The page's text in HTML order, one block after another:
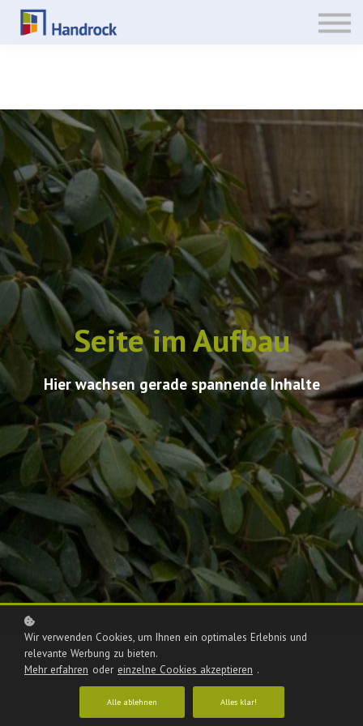
UnstuckingClients
Seite im Aufbau
Hier wachsen gerade spannende Inhalte
Wir verwenden Cookies, um Ihnen ein optimales Erlebnis und
relevante Werbung zu bieten.
Mehr erfahren oder einzelne Cookies akzeptieren .
Alle ablehnen Alles klar!